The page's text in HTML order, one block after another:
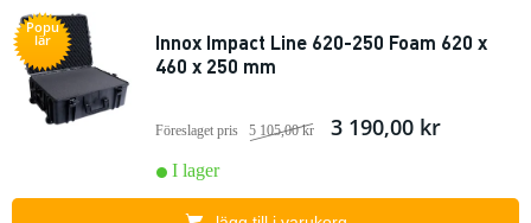
Popu
lär
Innox Impact Line 620-250 Foam 620 x
460 x 250 mm
Föreslaget pris 5 105,00 kr 3 190,00 kr
I lager